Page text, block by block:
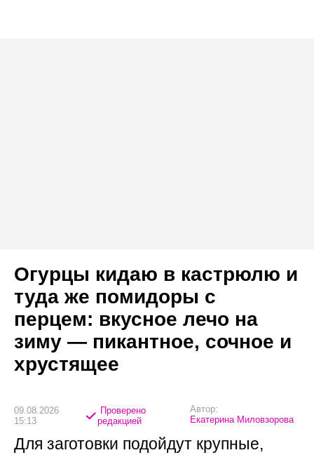
Огурцы кидаю в кастрюлю и
туда же помидоры с
перцем: вкусное лечо на
зиму — пикантное, сочное и
хрустящее
09.08.2026
15:13
Проверено
редакцией
Автор:
Екатерина Миловзорова
Для заготовки подойдут крупные,